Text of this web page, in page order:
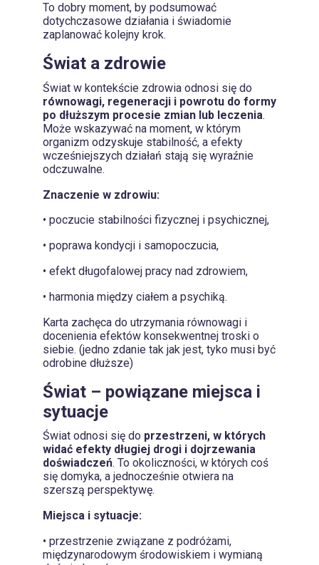
To dobry moment, by podsumować
dotychczasowe działania i świadomie
zaplanować kolejny krok.
Świat a zdrowie
Świat w kontekście zdrowia odnosi się do
równowagi, regeneracji i powrotu do formy
po dłuższym procesie zmian lub leczenia.
Może wskazywać na moment, w którym
organizm odzyskuje stabilność, a efekty
wcześniejszych działań stają się wyraźnie
odczuwalne.
Znaczenie w zdrowiu:
• poczucie stabilności fizycznej i psychicznej,
• poprawa kondycji i samopoczucia,
• efekt długofalowej pracy nad zdrowiem,
• harmonia między ciałem a psychiką.
Karta zachęca do utrzymania równowagi i
docenienia efektów konsekwentnej troski o
siebie. (jedno zdanie tak jak jest, tyko musi być
odrobine dłuższe)
Świat – powiązane miejsca i
sytuacje
Świat odnosi się do przestrzeni, w których
widać efekty długiej drogi i dojrzewania
doświadczeń. To okoliczności, w których coś
się domyka, a jednocześnie otwiera na
szerszą perspektywę.
Miejsca i sytuacje:
• przestrzenie związane z podróżami,
międzynarodowym środowiskiem i wymianą